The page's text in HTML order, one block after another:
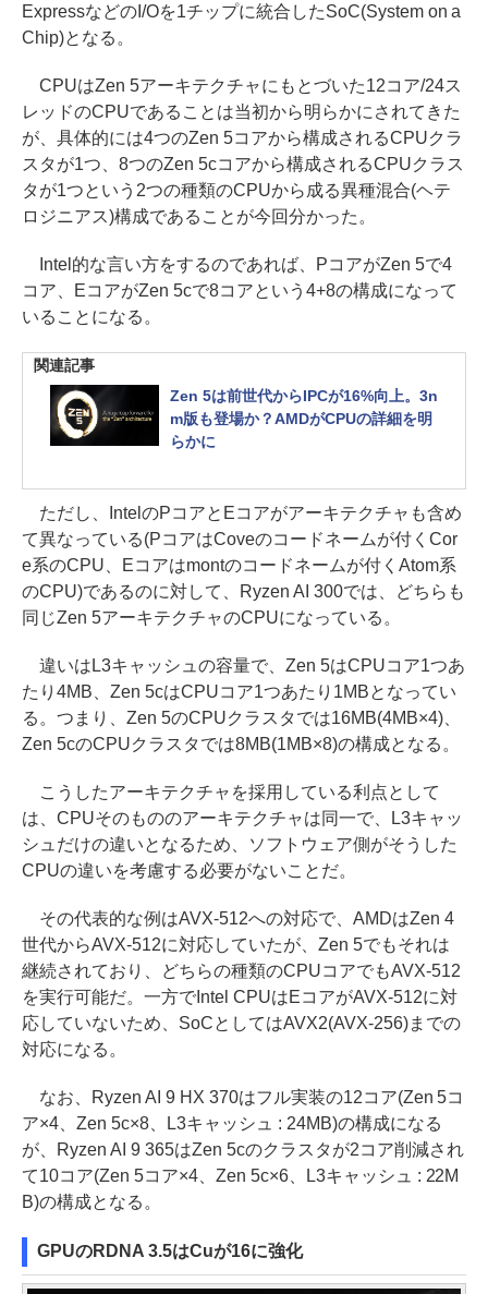
ExpressなどのI/Oを1チップに統合したSoC(System on a
Chip)となる。
CPUはZen 5アーキテクチャにもとづいた12コア/24ス
レッドのCPUであることは当初から明らかにされてきた
が、具体的には4つのZen 5コアから構成されるCPUクラ
スタが1つ、8つのZen 5cコアから構成されるCPUクラス
タが1つという2つの種類のCPUから成る異種混合(ヘテ
ロジニアス)構成であることが今回分かった。
Intel的な言い方をするのであれば、PコアがZen 5で4
コア、EコアがZen 5cで8コアという4+8の構成になって
いることになる。
関連記事
Zen 5は前世代からIPCが16%向上。3n
m版も登場か？AMDがCPUの詳細を明
らかに
ただし、IntelのPコアとEコアがアーキテクチャも含め
て異なっている(PコアはCoveのコードネームが付くCor
e系のCPU、Eコアはmontのコードネームが付くAtom系
のCPU)であるのに対して、Ryzen AI 300では、どちらも
同じZen 5アーキテクチャのCPUになっている。
違いはL3キャッシュの容量で、Zen 5はCPUコア1つあ
たり4MB、Zen 5cはCPUコア1つあたり1MBとなってい
る。つまり、Zen 5のCPUクラスタでは16MB(4MB×4)、
Zen 5cのCPUクラスタでは8MB(1MB×8)の構成となる。
こうしたアーキテクチャを採用している利点として
は、CPUそのもののアーキテクチャは同一で、L3キャッ
シュだけの違いとなるため、ソフトウェア側がそうした
CPUの違いを考慮する必要がないことだ。
その代表的な例はAVX-512への対応で、AMDはZen 4
世代からAVX-512に対応していたが、Zen 5でもそれは
継続されており、どちらの種類のCPUコアでもAVX-512
を実行可能だ。一方でIntel CPUはEコアがAVX-512に対
応していないため、SoCとしてはAVX2(AVX-256)までの
対応になる。
なお、Ryzen AI 9 HX 370はフル実装の12コア(Zen 5コ
ア×4、Zen 5c×8、L3キャッシュ : 24MB)の構成になる
が、Ryzen AI 9 365はZen 5cのクラスタが2コア削減され
て10コア(Zen 5コア×4、Zen 5c×6、L3キャッシュ : 22M
B)の構成となる。
GPUのRDNA 3.5はCuが16に強化